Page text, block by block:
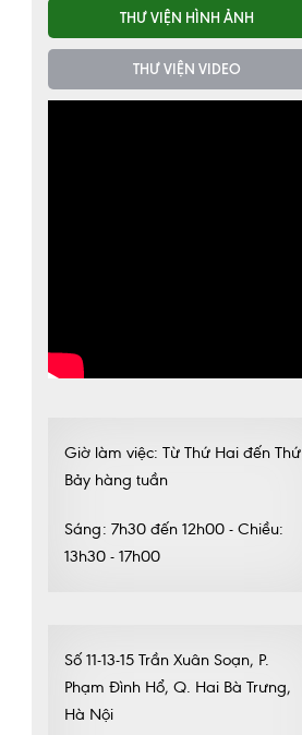
THƯ VIỆN HÌNH ẢNH
THƯ VIỆN VIDEO
Giờ làm việc: Từ Thứ Hai đến Thứ
Bảy hàng tuần
Sáng: 7h30 đến 12h00 - Chiều:
13h30 - 17h00
Số 11-13-15 Trần Xuân Soạn, P.
Phạm Đình Hổ, Q. Hai Bà Trưng,
Hà Nội